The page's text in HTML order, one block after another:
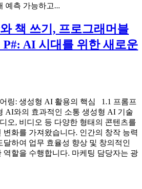
예측 가능하고...
책 쓰기, 프로그래머블
AI 시대를 위한 새로운
링: 생성형 AI 활용의 핵심 1.1 프롬프
AI와의 효과적인 소통 생성형 AI 기술
오, 비디오 등 다양한 형태의 콘텐츠를
변화를 가져왔습니다. 인간의 창작 능력
달하여 업무 효율성 향상 및 창의적인
역할을 수행합니다. 마케팅 담당자는 광